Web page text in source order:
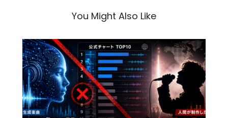
ゲ
ー
シ
ョ
ン
You Might Also Like